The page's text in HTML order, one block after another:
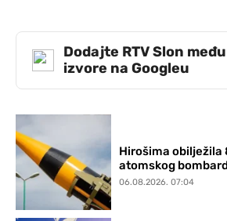
Dodajte RTV Slon
izvore na Googleu
Hirošima obilježila
atomskog
06.08.2026. 07:04